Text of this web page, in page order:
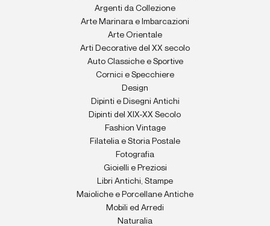
Argenti da Collezione
Arte Marinara e Imbarcazioni
Arte Orientale
Arti Decorative del XX secolo
Auto Classiche e Sportive
Cornici e Specchiere
Design
Dipinti e Disegni Antichi
Dipinti del XIX-XX Secolo
Fashion Vintage
Filatelia e Storia Postale
Fotografia
Gioielli e Preziosi
Libri Antichi, Stampe
Maioliche e Porcellane Antiche
Mobili ed Arredi
Naturalia